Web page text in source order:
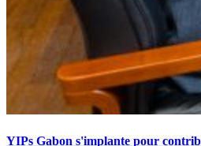
YIPs Gabon s'implante pour